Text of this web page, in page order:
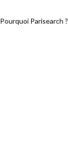
Pourquoi Parisearch ?